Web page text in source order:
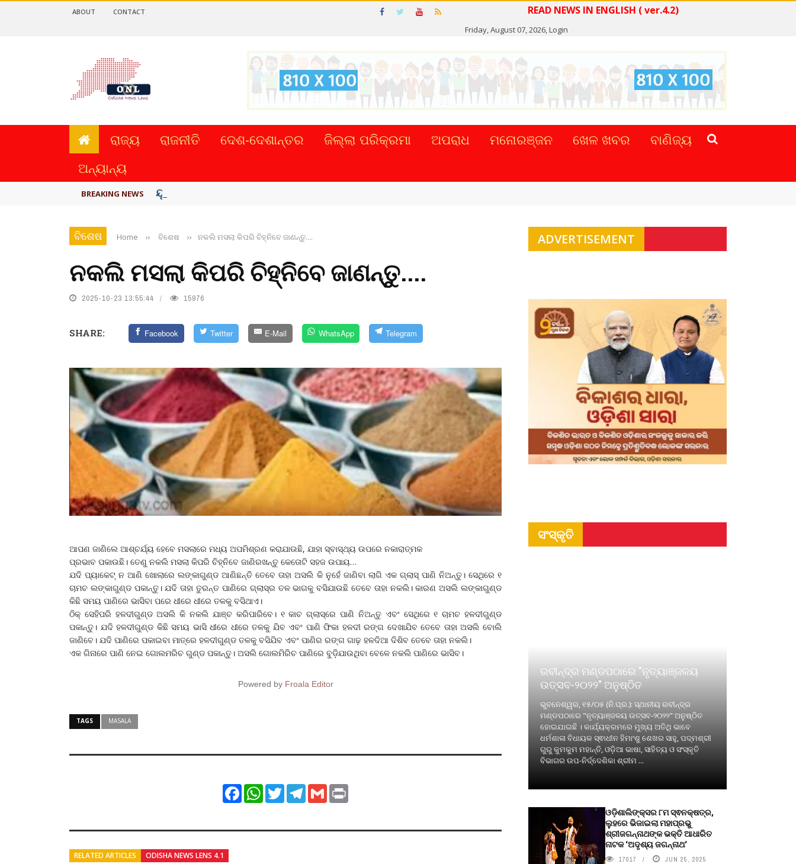
READ NEWS IN ENGLISH ( ver.4.2)
Friday, August 07, 2026,Login
ABOUT CONTACT
ରାଜ୍ୟ ରାଜନୀତି ଦେଶ-ଦେଶାନ୍ତର ଜିଲ୍ଲା ପରିକ୍ରମା ଅପରାଧ ମନୋରଞ୍ଜନ ଖେଳ ଖବର
ବାଣିଜ୍ୟ
ଅନ୍ୟାନ୍ୟ
BREAKING NEWS ୟୁପିଆଇ ଓ ଅନ୍ୟାନ୍ୟ ଡିଜିଟାଲ୍ ନେଣଦେଣ ...
ବିଶେଷ Home ›› ବିଶେଷ ›› ନକଲି ମସଲା କିପରି ଚିହ୍ନିବେ ଜାଣନ୍ତୁ....
ନକଲି ମସଲା କିପରି ଚିହ୍ନିବେ ଜାଣନ୍ତୁ....
2025-10-23 13:55:44 15976
SHARE: Facebook Twitter E-Mail WhatsApp Telegram
ଆପଣ ଜାଣିଲେ ଆଶ୍ଚର୍ଯ୍ୟ ହେବେ ମସଲାରେ ମଧ୍ୟ ଅପମିଶ୍ରଣ କରାଯାଉଛି, ଯାହା ସ୍ବାସ୍ଥ୍ୟ ଉପରେ ନକାରାତ୍ମକ
ପ୍ରଭାବ ପକାଉଛି। ତେଣୁ ନକଲି ମସଲା କିପରି ଚିହ୍ନିବେ ଜାଣିରଖନ୍ତୁ କେତୋଟି ସହଜ ଉପାୟ…
ଯଦି ପ୍ୟାକେଟ୍‌ ନ ଆଣି ଖୋଲାରେ ଲଙ୍କାଗୁଣ୍ଡ ଆଣିଛନ୍ତି ତେବେ ତାହା ଅସଲି କି ନୁହେଁ ଜାଣିବା ଲାଗି ଏକ ଗ୍ଲାସ୍‌ ପାଣି ନିଅନ୍ତୁ। ସେଥିରେ ୧
ଚାମଚ ଲଙ୍କାଗୁଣ୍ଡ ପକାନ୍ତୁ। ଯଦି ତାହା ତୁରନ୍ତ ପାଣିରେ ଗ୍ଲାସ୍‌ର ତଳ ଭାଗକୁ ବସିଯାଉଛି ତେବେ ତାହା ନକଲି। କାରଣ ଅସଲି ଲଙ୍କାଗୁଣ୍ଡ
କିଛି ସମୟ ପାଣିରେ ଭାସିବା ପରେ ଧୀରେ ଧୀରେ ତଳକୁ ବସିଥାଏ।
ଠିକ୍‌ ସେହିପରି ହଳଦୀଗୁଣ୍ଡ ଅସଲି କି ନକଲି ଯାଞ୍ଚ କରିପାରିବେ। ୧ କାଚ ଗ୍ଲାସ୍‌ରେ ପାଣି ନିଅନ୍ତୁ ଏବଂ ସେଥିରେ ୧ ଚାମଚ ହଳଦୀଗୁଣ୍ଡ
ପକାନ୍ତୁ। ଯଦି ହଳଦୀଗୁଣ୍ଡ କିଛି ସମୟ ଭାସି ଧୀରେ ଧୀରେ ତଳକୁ ଯିବ ଏବଂ ପାଣି ଫିକା ହଳଦୀ ରଙ୍ଗ ଦେଖାଯିବ ତେବେ ତାହା ଅସଲି ବୋଲି
ଜାଣିବେ। ଯଦି ପାଣିରେ ପକାଇବା ମାତ୍ରେ ହଳଦୀଗୁଣ୍ଡ ତଳକୁ ବସିଯିବ ଏବଂ ପାଣିର ରଙ୍ଗ ଗାଢ଼ ହଳଦିଆ ଦିଶିବ ତେବେ ତାହା ନକଲି।
ଏକ ଗିନାରେ ପାଣି ନେଇ ଗୋଲମରିଚ ଗୁଣ୍ଡ ପକାନ୍ତୁ। ଅସଲି ଗୋଲମିରିଚ ପାଣିରେ ବୁଡ଼ିଯାଉଥିବା ବେଳେ ନକଲି ପାଣିରେ ଭାସିବ।
Powered by Froala Editor
TAGS MASALA
FacebookWhatsApp
TwitterTelegram
Gmail
RELATED ARTICLES ODISHA NEWS LENS 4.1
ADVERTISEMENT
ସଂସ୍କୃତି
ରବୀନ୍ଦ୍ର ମଣ୍ଡପଠାରେ "ନୃତ୍ୟାଞ୍ଜଳୟ
ଉତ୍ସବ-୨୦୨୨" ଅନୁଷ୍ଠିତ
ଭୁବନେଶ୍ୱର, ୧୫/୦୫ (ନି.ପ୍ର.): ସ୍ଥାନୀୟ ରବୀନ୍ଦ୍ର
ମଣ୍ଡପଠାରେ "ନୃତ୍ୟାଞ୍ଜଳୟ ଉତ୍ସବ-୨୦୨୨" ଅନୁଷ୍ଠିତ
ହୋଇଯାଇଛି । କାର୍ଯ୍ୟକ୍ରମରେ ମୁଖ୍ୟ ଅତିଥି ଭାବେ
ଧର୍ମଶାଳା ବିଧାୟକ ସ୍ଵାଧୀନ ହିମାଂଶୁ ଶେଖର ସାହୁ, ପଦ୍ମଶ୍ରୀ
ଗୁରୁ କୁମକୁମ ମହାନ୍ତି, ଓଡ଼ିଆ ଭାଷା, ସାହିତ୍ୟ ଓ ସଂସ୍କୃତି
ବିଭାଗର ଉପ-ନିର୍ଦ୍ଦେଶିକା ଶ୍ରୀମ ...
ଓଡ଼ିଶାଲିଙ୍କ୍ସର ୮ମ ସ୍ଵନକ୍ଷତ୍ର,
ଲୁହରେ ଭିଜାଇଲା ମହାପ୍ରଭୁ
ଶ୍ରୀଜଗନ୍ନାଥଙ୍କ ଭକ୍ତି ଆଧାରିତ
ନାଟକ ‘ଅଦୃଶ୍ୟ ଜଗନ୍ନାଥ‘
17017 JUN 25, 2025